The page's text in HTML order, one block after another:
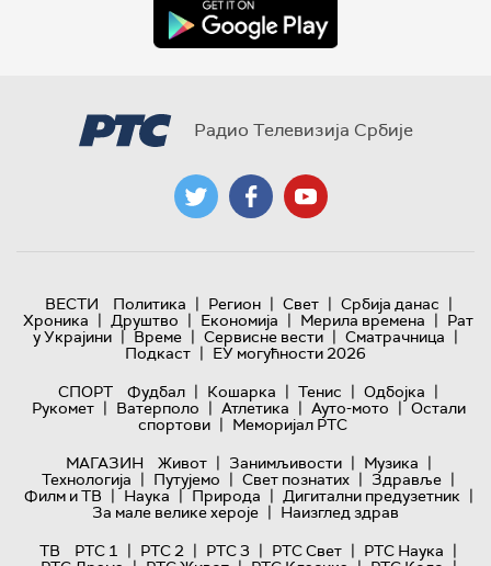
Радио Телевизија Србије
ВЕСТИ Политика | Регион | Свет | Србија данас |
Хроника | Друштво | Економија | Мерила времена | Рат
у Украјини | Време | Сервисне вести | Сматрачница |
Подкаст | ЕУ могућности 2026
СПОРТ
Фудбал | Кошарка | Тенис | Одбојка |
Рукомет | Ватерполо | Атлетика | Ауто-мото | Остали
спортови | Меморијал РТС
МАГАЗИН
Живот | Занимљивости | Музика |
Технологијa | Путујемо | Свет познатих | Здравље |
Филм и ТВ | Наука | Природа | Дигитални предузетник |
За мале велике хероје | Наизглед здрав
ТВ
РТС 1 | РТС 2 | РТС 3 | РТС Свет | РТС Наука |